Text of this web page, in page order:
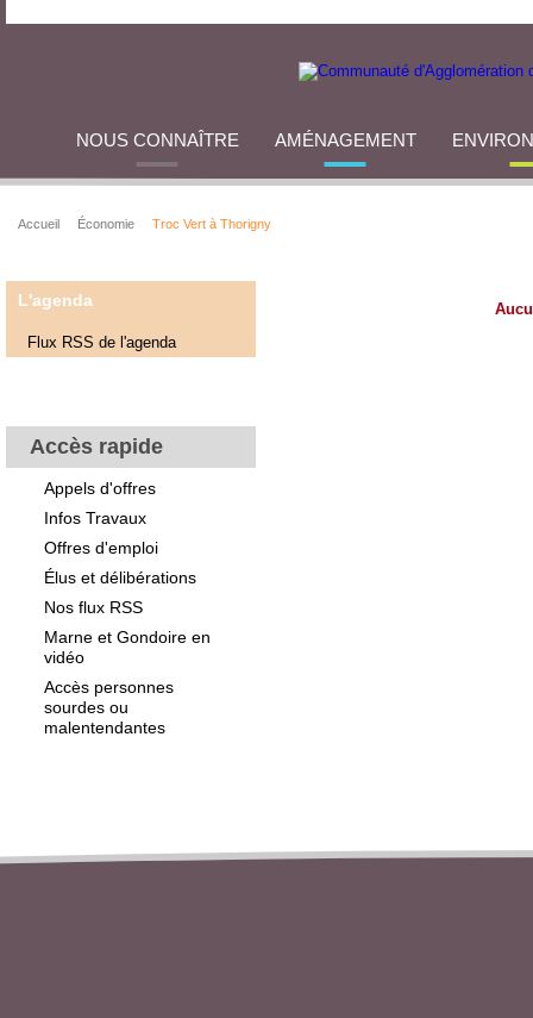
NOUS CONNAÎTRE AMÉNAGEMENT
Accueil Économie Troc Vert à Thorigny
L'agenda
Flux RSS de l'agenda
Accès rapide
Appels d'offres
Infos Travaux
Offres d'emploi
Élus et délibérations
Nos flux RSS
Marne et Gondoire en
vidéo
Accès personnes
sourdes ou
malentendantes